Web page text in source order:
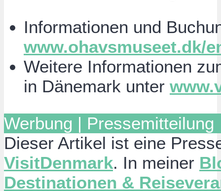
Informationen und
www.ohavsmuseet.dk/
Weitere Informationen
in Dänemark unter
Werbung | Pressemitteilung
Dieser Artikel ist eine
VisitDenmark. In meiner
Destinationen &